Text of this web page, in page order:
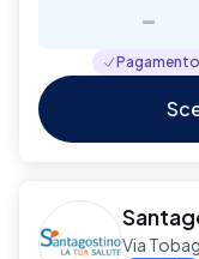
-
Via